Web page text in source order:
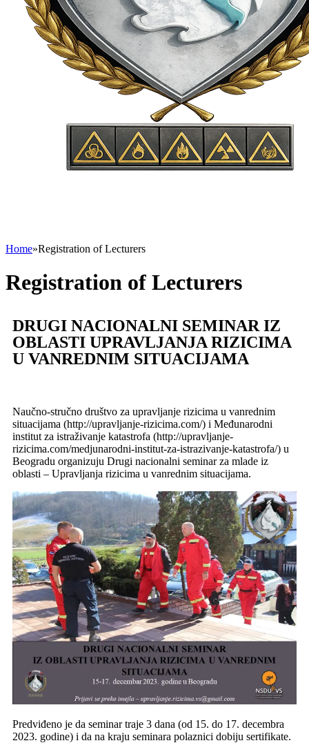
Home»Registration of Lecturers
Registration of Lecturers
DRUGI NACIONALNI SEMINAR IZ
OBLASTI UPRAVLJANJA RIZICIMA
U VANREDNIM SITUACIJAMA
Naučno-stručno društvo za upravlјanje rizicima u vanrednim
situacijama (http://upravljanje-rizicima.com/) i Međunarodni
institut za istraživanje katastrofa (http://upravljanje-
rizicima.com/medjunarodni-institut-za-istrazivanje-katastrofa/) u
Beogradu organizuju Drugi nacionalni seminar za mlade iz
oblasti – Upravlјanja rizicima u vanrednim situacijama.
Predviđeno je da seminar traje 3 dana (od 15. do 17. decembra
2023. godine) i da na kraju seminara polaznici dobiju sertifikate.